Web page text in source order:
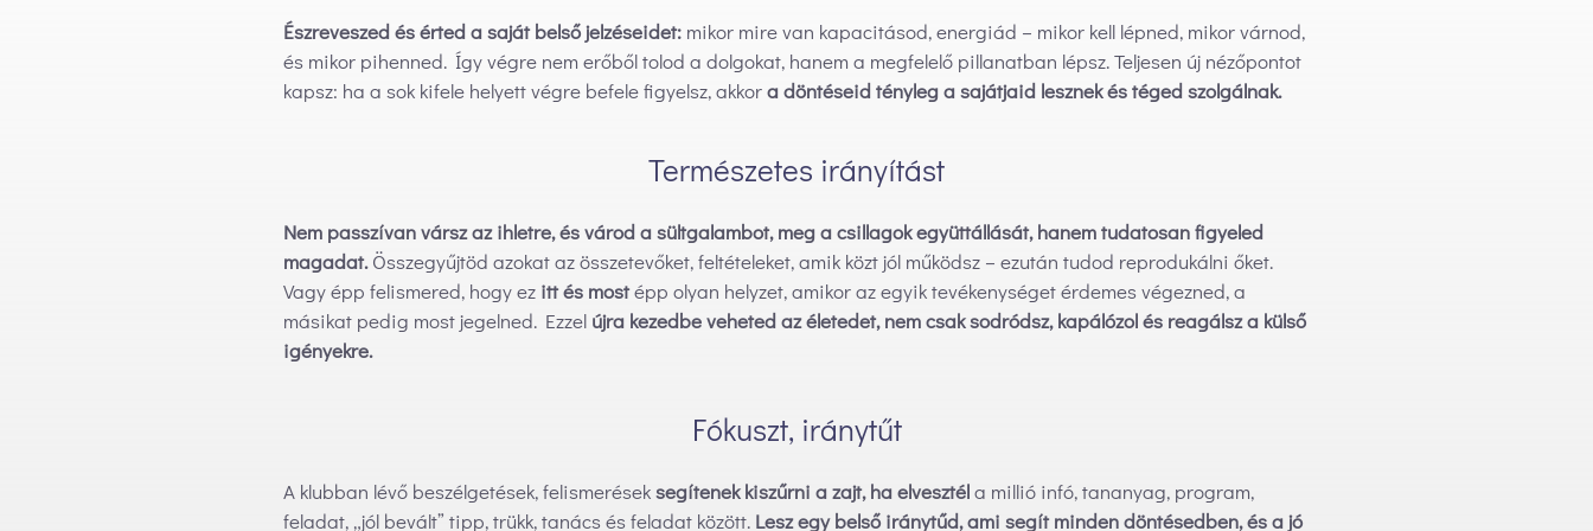
Észreveszed és érted a saját belső jelzéseidet: mikor mire van kapacitásod, energiád – mikor kell lépned, mikor várnod,
és mikor pihenned. Így végre nem erőből tolod a dolgokat, hanem a megfelelő pillanatban lépsz. Teljesen új nézőpontot
kapsz: ha a sok kifele helyett végre befele figyelsz, akkora döntéseid tényleg a sajátjaid lesznek és téged szolgálnak.
Természetes irányítást
Nem passzívan vársz az ihletre, és várod a sültgalambot, meg a csillagok együttállását, hanem tudatosan figyeled
magadat.Összegyűjtöd azokat az összetevőket, feltételeket, amik közt jól működsz – ezután tudod reprodukálni őket.
Vagy épp felismered, hogy ez itt és mostépp olyan helyzet, amikor az egyik tevékenységet érdemes végezned, a
másikat pedig most jegelned. Ezzel újra kezedbe veheted az életedet, nem csak sodródsz, kapálózol és reagálsz a külső
igényekre.
Fókuszt, iránytűt
A klubban lévő beszélgetések, felismeréseksegítenek kiszűrni a zajt, ha elvesztéla millió infó, tananyag, program,
feladat, „jól bevált” tipp, trükk, tanács és feladat között. Lesz egy belső iránytűd, ami segít minden döntésedben, és a jó